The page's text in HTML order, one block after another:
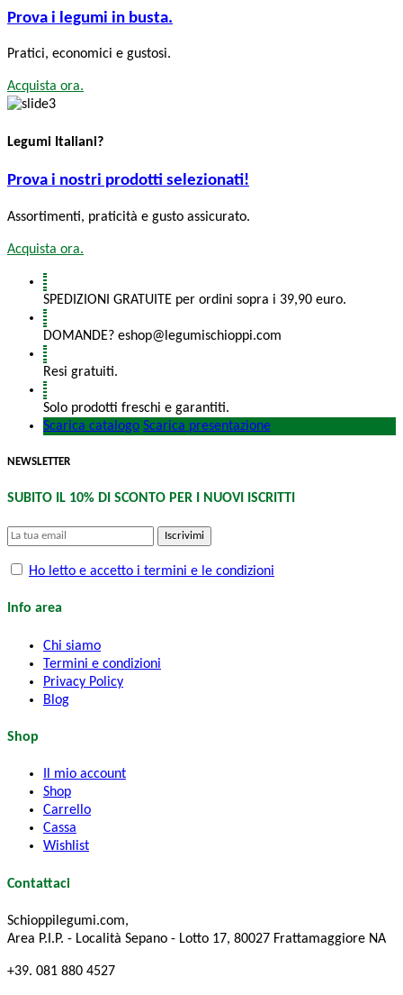
Prova i legumi in busta.
Pratici, economici e gustosi.
Acquista ora.
Legumi Italiani?
Prova i nostri prodotti selezionati!
Assortimenti, praticità e gusto assicurato.
Acquista ora.
SPEDIZIONI GRATUITE per ordini sopra i 39,90 euro.
DOMANDE? eshop@legumischioppi.com
Resi gratuiti.
Solo prodotti freschi e garantiti.
Scarica catalogo Scarica presentazione
NEWSLETTER
SUBITO IL 10% DI SCONTO PER I NUOVI ISCRITTI
Iscrivimi
Ho letto e accetto i termini e le condizioni
Info area
Chi siamo
Termini e condizioni
Privacy Policy
Blog
Shop
Il mio account
Shop
Carrello
Cassa
Wishlist
Contattaci
Schioppilegumi.com,
Area P.I.P. - Località Sepano - Lotto 17, 80027 Frattamaggiore NA
+39. 081 880 4527